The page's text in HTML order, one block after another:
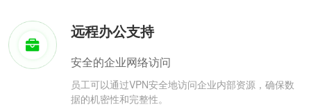
远程办公支持
安全的企业网络访问
员工可以通过VPN安全地访问企业内部资源，确保数
据的机密性和完整性。